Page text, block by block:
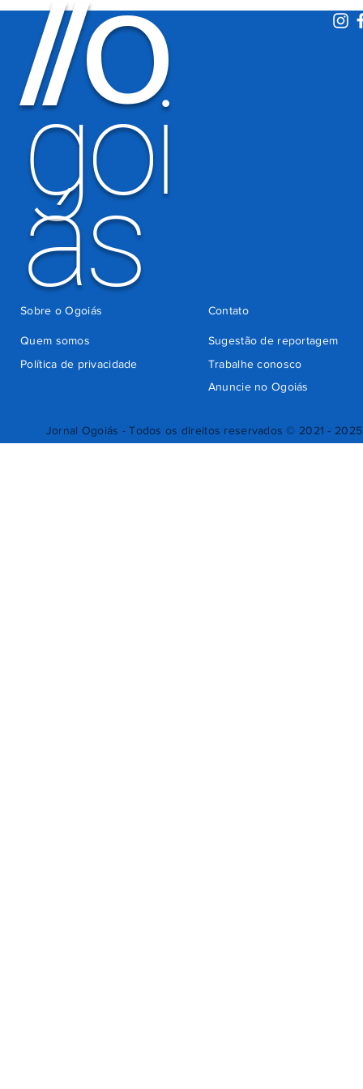
de 600 mil
motoristas
por
cobrança
indevida do
Detran-GO
há 5 dias
Jornal Ogoiás - Todos os direitos reservados © 2021 - 2025
//O
goi
ás
Quem somos
Sugestão de reportagem
Trabalhe conosco
Política de privacidade
Anuncie no Ogoiás
Contato
Sobre o Ogoiás